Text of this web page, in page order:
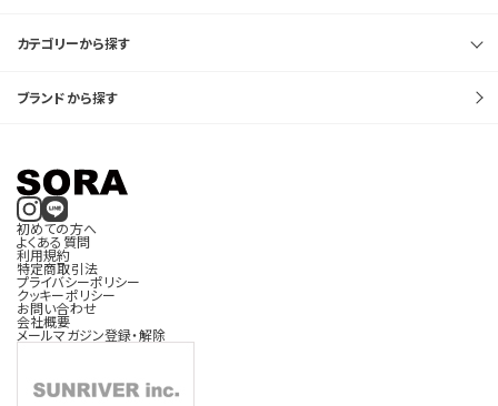
カテゴリーから探す
ブランドから探す
初めての方へ
よくある質問
利用規約
特定商取引法
プライバシーポリシー
クッキーポリシー
お問い合わせ
会社概要
メールマガジン登録・解除